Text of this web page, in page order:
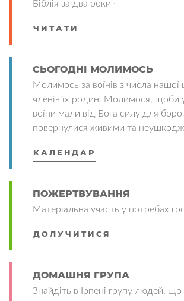
Біблія за два роки ·
ЧИТАТИ
СЬОГОДНІ МОЛИМОСЬ
Молимось за воїнів з числа нашої
членів їх родин. Молимося, щоби
воїни мали від Бога силу для
повернулися живими та
КАЛЕНДАР
ПОЖЕРТВУВАННЯ
Матеріальна участь у потребах
ДОЛУЧИТИСЯ
ДОМАШНЯ ГРУПА
Знайдіть в Ірпені групу людей,